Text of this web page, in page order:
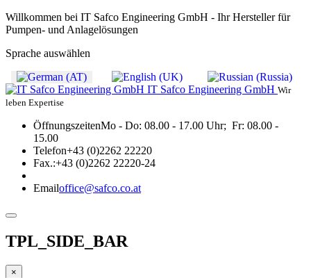
Willkommen bei IT Safco Engineering GmbH - Ihr Hersteller für
Pumpen- und Anlagelösungen
Sprache auswählen
IT Safco Engineering GmbH Wir
leben Expertise
ÖffnungszeitenMo - Do: 08.00 - 17.00 Uhr; Fr: 08.00 -
15.00
Telefon+43 (0)2262 22220
Fax.:+43 (0)2262 22220-24
Emailoffice@safco.co.at
TPL_SIDE_BAR
×